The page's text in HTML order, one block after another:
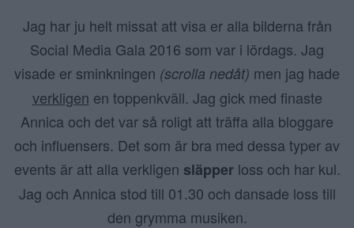
Jag har ju helt missat att visa er alla bilderna från
Social Media Gala 2016 som var i lördags. Jag
visade er sminkningen (scrolla nedåt) men jag hade
verkligen en toppenkväll. Jag gick med finaste
Annica och det var så roligt att träffa alla bloggare
och influensers. Det som är bra med dessa typer av
events är att alla verkligen släpperloss och har kul.
Jag och Annica stod till 01.30 och dansade loss till
den grymma musiken.